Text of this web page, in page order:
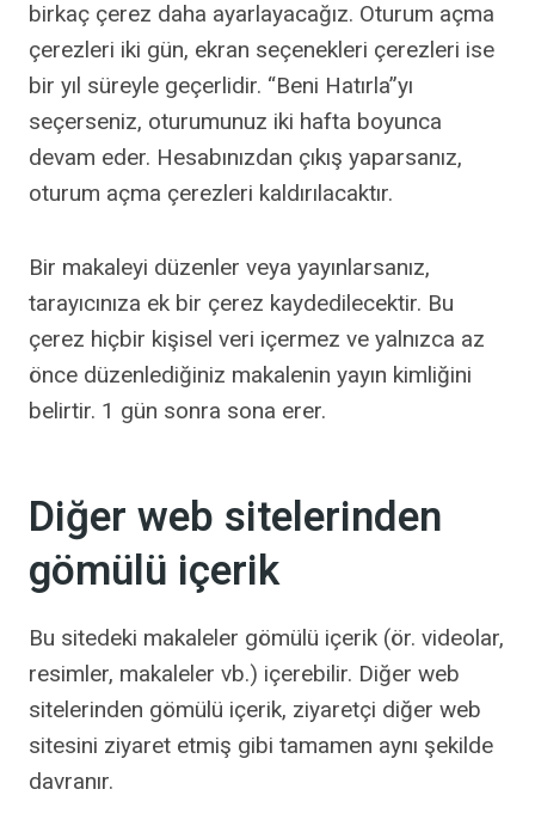
birkaç çerez daha ayarlayacağız. Oturum açma
çerezleri iki gün, ekran seçenekleri çerezleri ise
bir yıl süreyle geçerlidir. “Beni Hatırla”yı
seçerseniz, oturumunuz iki hafta boyunca
devam eder. Hesabınızdan çıkış yaparsanız,
oturum açma çerezleri kaldırılacaktır.
Bir makaleyi düzenler veya yayınlarsanız,
tarayıcınıza ek bir çerez kaydedilecektir. Bu
çerez hiçbir kişisel veri içermez ve yalnızca az
önce düzenlediğiniz makalenin yayın kimliğini
belirtir. 1 gün sonra sona erer.
Diğer web sitelerinden
gömülü içerik
Bu sitedeki makaleler gömülü içerik (ör. videolar,
resimler, makaleler vb.) içerebilir. Diğer web
sitelerinden gömülü içerik, ziyaretçi diğer web
sitesini ziyaret etmiş gibi tamamen aynı şekilde
davranır.